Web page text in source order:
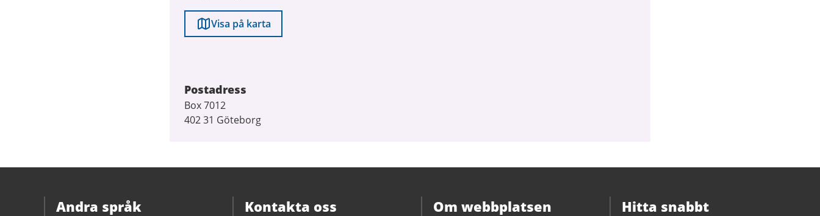
Visa på karta
Postadress
Box 7012
402 31 Göteborg
Andra språk Kontakta oss Om webbplatsen Hitta snabbt